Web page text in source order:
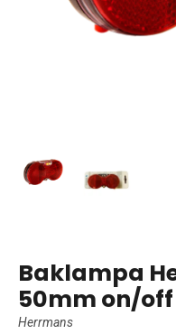
Baklampa
50mm on/off
Herrmans